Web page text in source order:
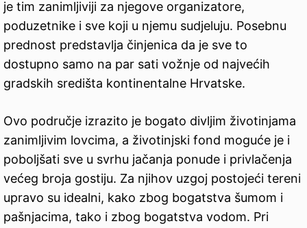
je tim zanimljiviji za njegove organizatore,
poduzetnike i sve koji u njemu sudjeluju. Posebnu
prednost predstavlja činjenica da je sve to
dostupno samo na par sati vožnje od najvećih
gradskih središta kontinentalne Hrvatske.
Ovo područje izrazito je bogato divljim životinjama
zanimljivim lovcima, a životinjski fond moguće je i
poboljšati sve u svrhu jačanja ponude i privlačenja
većeg broja gostiju. Za njihov uzgoj postojeći tereni
upravo su idealni, kako zbog bogatstva šumom i
pašnjacima, tako i zbog bogatstva vodom. Pri